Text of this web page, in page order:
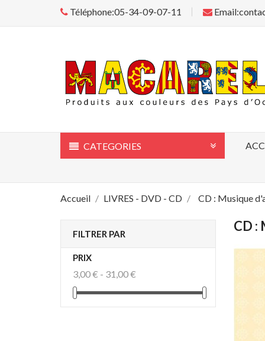
Téléphone:05-34-09-07-11
CATEGORIES
Accueil LIVRES - DVD - CD CD : Musique
FILTRER PAR
PRIX
3,00 € - 31,00 €
CD :